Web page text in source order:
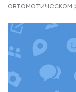
автоматическом